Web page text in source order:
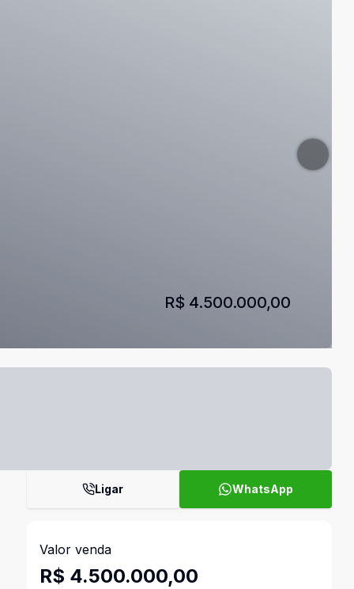
R$ 4.500.000,00
Ligar WhatsApp
Valor venda
R$ 4.500.000,00